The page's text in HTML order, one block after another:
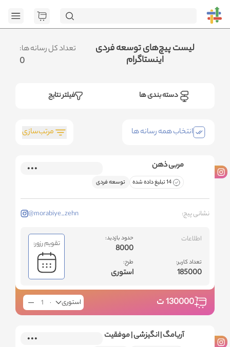
تعداد کل رسانه ها:
0
لیست پیچ‌های توسعه فردی
اینستاگرام
فیلتر نتایج دسته بندی ها
مرتب‌سازی انتخاب همه رسانه ها
مربی ذهن
14 تبلیغ داده شده توسعه فردی
نشانی پیج: @morabiye_zehn
اطلاعات
تعداد کاربر:
185000
حدود بازدید:
8000
طرح:
استوری
تقویم رزور:
130000ت استوری
آریامگ | انگیزشی | موفقیت
[GET]
.متوجه شدم